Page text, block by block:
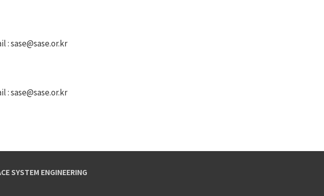
: sase@sase.or.kr
: sase@sase.or.kr
SYSTEM ENGINEERING